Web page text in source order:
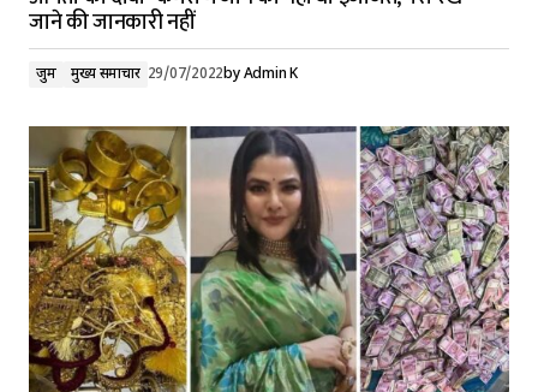
जाने की जानकारी नहीं
जुर्म मुख्य समाचार 29/07/2022by Admin K